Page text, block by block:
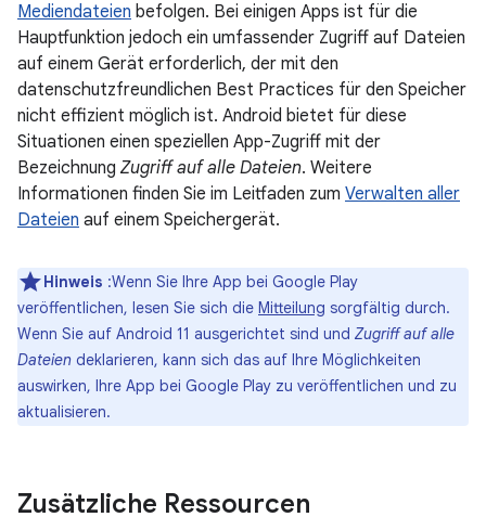
Mediendateien befolgen. Bei einigen Apps ist für die
Hauptfunktion jedoch ein umfassender Zugriff auf Dateien
auf einem Gerät erforderlich, der mit den
datenschutzfreundlichen Best Practices für den Speicher
nicht effizient möglich ist. Android bietet für diese
Situationen einen speziellen App-Zugriff mit der
Bezeichnung Zugriff auf alle Dateien. Weitere
Informationen finden Sie im Leitfaden zum Verwalten aller
Dateien auf einem Speichergerät.
Hinweis :Wenn Sie Ihre App bei Google Play
veröffentlichen, lesen Sie sich die Mitteilung sorgfältig durch.
Wenn Sie auf Android 11 ausgerichtet sind und Zugriff auf alle
Dateien deklarieren, kann sich das auf Ihre Möglichkeiten
auswirken, Ihre App bei Google Play zu veröffentlichen und zu
aktualisieren.
Zusätzliche Ressourcen